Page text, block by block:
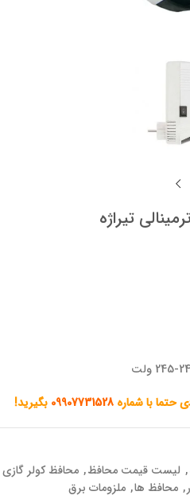
تیراژه
حتما با شماره 09907731528 بگیرید!
, لیست قیمت محافظ, محافظ کولر گازی
, محافظ ها, ملزومات برق